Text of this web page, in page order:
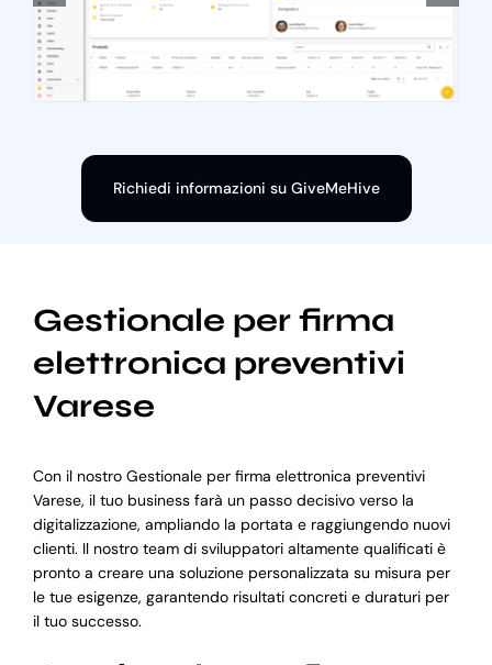
Richiedi informazioni su GiveMeHive
Gestionale per firma
elettronica preventivi
Varese
Con il nostro Gestionale per firma elettronica preventivi
Varese, il tuo business farà un passo decisivo verso la
digitalizzazione, ampliando la portata e raggiungendo nuovi
clienti. Il nostro team di sviluppatori altamente qualificati è
pronto a creare una soluzione personalizzata su misura per
le tue esigenze, garantendo risultati concreti e duraturi per
il tuo successo.